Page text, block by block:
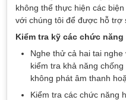
không thể thực hiện các
với chúng tôi để được hỗ trợ
Kiểm tra kỹ các chức
Nghe thử cả hai tai
kiểm tra khả năng
không phát âm thanh
Kiểm tra các chức năng